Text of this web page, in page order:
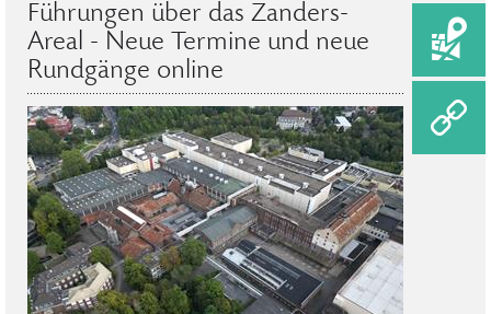
Führungen über das Zanders-
Areal - Neue Termine und neue
Rundgänge online